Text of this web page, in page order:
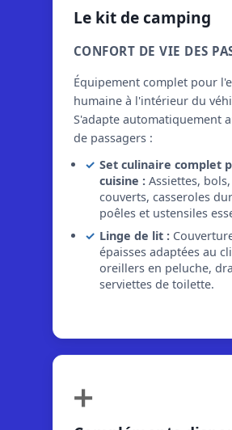
Le kit de camping
CONFORT DE VIE DES
Équipement complet pour
humaine à l'intérieur du
S'adapte automatiquement
de passagers :
Set culinaire complet
cuisine :Assiettes, bols,
couverts, casseroles
poêles et ustensiles
Linge de lit :
épaisses adaptées au
oreillers en peluche,
serviettes de toilette.
➕